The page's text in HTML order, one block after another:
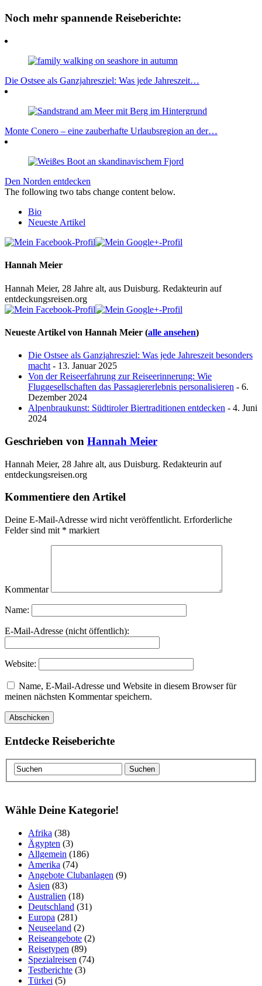
Noch mehr spannende Reiseberichte:
Die Ostsee als Ganzjahresziel: Was jede Jahreszeit…
Monte Conero – eine zauberhafte Urlaubsregion an der…
Den Norden entdecken
The following two tabs change content below.
Bio
Neueste Artikel
Hannah Meier
Hannah Meier, 28 Jahre alt, aus Duisburg. Redakteurin auf
entdeckungsreisen.org
Neueste Artikel von Hannah Meier (alle ansehen)
Die Ostsee als Ganzjahresziel: Was jede Jahreszeit besonders
macht - 13. Januar 2025
Von der Reiseerfahrung zur Reiseerinnerung: Wie
Fluggesellschaften das Passagiererlebnis personalisieren - 6.
Dezember 2024
Alpenbraukunst: Südtiroler Biertraditionen entdecken - 4. Juni
2024
Geschrieben von Hannah Meier
Hannah Meier, 28 Jahre alt, aus Duisburg. Redakteurin auf
entdeckungsreisen.org
Kommentiere den Artikel
Deine E-Mail-Adresse wird nicht veröffentlicht. Erforderliche
Felder sind mit * markiert
Kommentar
Name:
E-Mail-Adresse (nicht öffentlich):
Website:
Name, E-Mail-Adresse und Website in diesem Browser für
meinen nächsten Kommentar speichern.
Entdecke Reiseberichte
Wähle Deine Kategorie!
Afrika (38)
Ägypten (3)
Allgemein (186)
Amerika (74)
Angebote Clubanlagen (9)
Asien (83)
Australien (18)
Deutschland (31)
Europa (281)
Neuseeland (2)
Reiseangebote (2)
Reisetypen (89)
Spezialreisen (74)
Testberichte (3)
Türkei (5)